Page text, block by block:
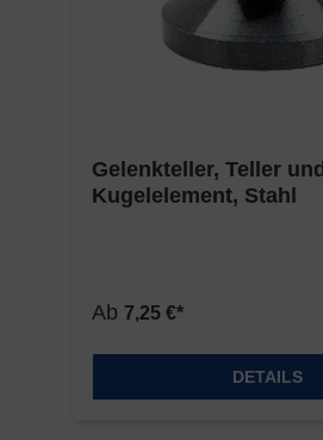
Gelenkteller, Teller und
Kugelelement, Stahl
Ab 7,25 €*
DETAILS